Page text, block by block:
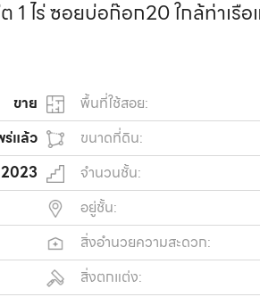
ไร่ ซอยบ่อก๊อก20 ใกล้ท่าเรื
ขาย
ร่แล้ว
2023
พื้นที่ใช้สอย:
ขนาดที่ดิน:
จำนวนชั้น:
อยู่ชั้น:
สิ่งอำนวยความสะดวก:
สิ่งตกแต่ง: